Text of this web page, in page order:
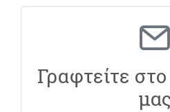
Γραφτείτε
μας